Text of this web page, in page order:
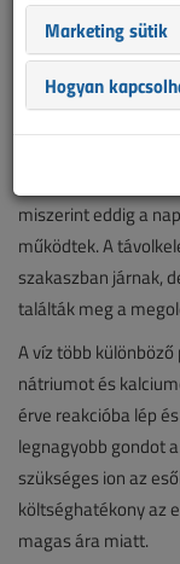
Ismét egy új kínai
esőben is képes
ötletnek nem rossz.
napelemet, aminek
miszerint eddig a
működtek. A
szakaszban járnak,
találták meg a
A víz több
nátriumot és
érve reakcióba lép
legnagyobb gondot
szükséges ion az
költséghatékony az
magas ára miatt.
Marketing sütik
Hogyan